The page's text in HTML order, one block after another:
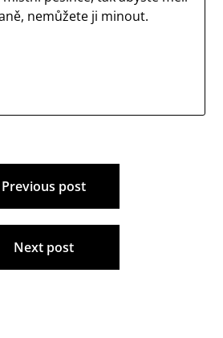
nemůžete ji minout.
Previous post
Next post